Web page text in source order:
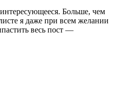
Больше, чем
я даже при всем желании
весь пост —